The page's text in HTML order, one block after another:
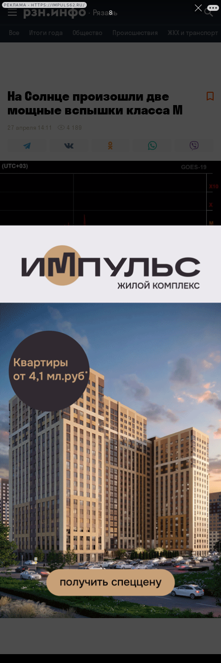
Рязань
Все Итоги года Общество Происшествия ЖКХ и транспорт
Воронеж Брянск
На Солнце произошли две
мощные вспышки класса М
27 апреля 14:11 4 189
В ночь и утро понедельника, 27 апреля, Солнце
выдало две мощные вспышки класса М, сообщила
Лаборатория солнечной астрономии Института
космических исследований (ИКИ) РАН.
Первую вспышку зарегистрировали в 1:57
по московскому времени с силой М6.0, а вторая —
в 9:45 с силой М1.0. Обе вспышки достигли пятого
уровня мощности из семи возможных.
В последние 48 часов индекс солнечной активности
остается высоким и составляет 7,9 балла из десяти.
Кроме того, с полуночи понедельника Солнце
произвело 14 обычных вспышек класса С, что также
свидетельствует о повышенной активности звезды.
Подписывайтесь на наш канал в Telegram и будьте в
курсе главных новостей
8
РЕКЛАМА • HTTPS://IMPULS62.RU/